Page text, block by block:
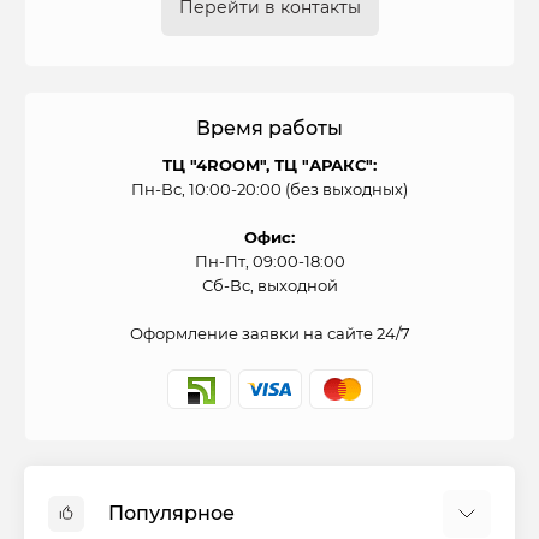
временем и опытом, в нашем магазине
привередливого покупателя. В отношении цен
очень выгодная политика — присутствуют как
бюджетные варианты, так и профессиональные
Перейти в контакты
Время работы
ТЦ "4ROOM", ТЦ "АРАКС":
Пн-Вс, 10:00-20:00 (без выходных)
Офис:
Пн-Пт, 09:00-18:00
Сб-Вс, выходной
Оформление заявки на сайте 24/7
Популярное